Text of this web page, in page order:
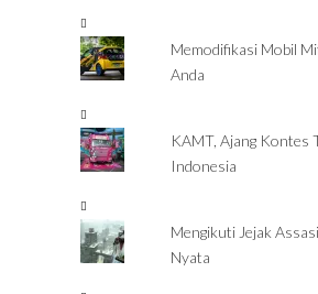
Memodifikasi Mobil
Anda
KAMT, Ajang Kontes
Indonesia
Mengikuti Jejak
Nyata